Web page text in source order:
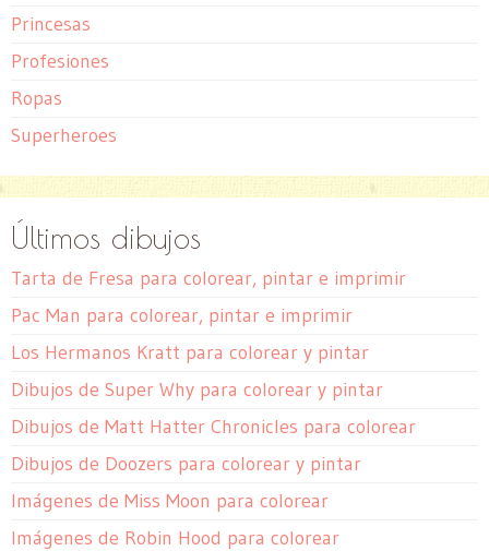
Princesas
Profesiones
Ropas
Superheroes
Últimos dibujos
Tarta de Fresa para colorear, pintar e imprimir
Pac Man para colorear, pintar e imprimir
Los Hermanos Kratt para colorear y pintar
Dibujos de Super Why para colorear y pintar
Dibujos de Matt Hatter Chronicles para colorear
Dibujos de Doozers para colorear y pintar
Imágenes de Miss Moon para colorear
Imágenes de Robin Hood para colorear